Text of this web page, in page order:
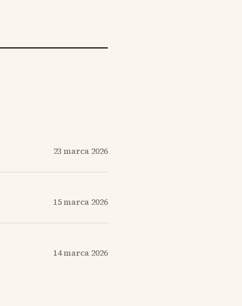
23 marca 2026
15 marca 2026
14 marca 2026